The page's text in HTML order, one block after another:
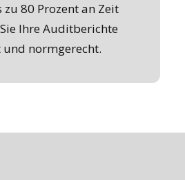
zu 80 Prozent an Zeit
Ihre Auditberichte
normgerecht.